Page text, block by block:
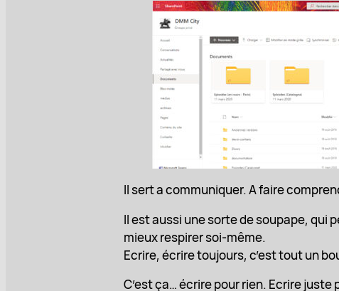
Il sert a communiquer. A faire
Il est aussi une sorte de soupape, qui
mieux respirer soi-même.
Ecrire, écrire toujours, c’est tout un
C’est ça… écrire pour rien. Ecrire juste